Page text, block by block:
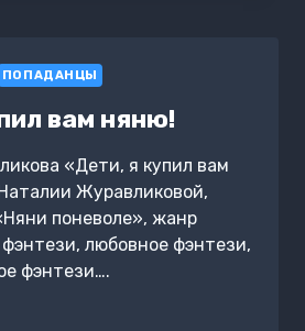
ПОПАДАНЦЫ
вам няню!
«Дети, я купил вам
Журавликовой,
поневоле», жанр
любовное фэнтези,
фэнтези….